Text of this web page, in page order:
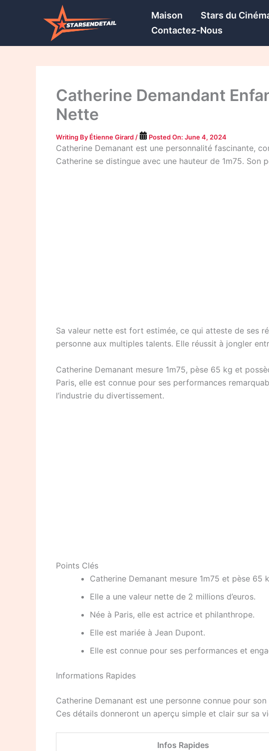
Maison Stars du
Contactez-Nous
Catherine Demandant
Nette
Writing By Étienne Girard / Posted On: June 4, 2024
Catherine Demanant est une personnalité fascinante,
Catherine se distingue avec une hauteur de 1m75.
Sa valeur nette est fort estimée, ce qui atteste de ses
personne aux multiples talents. Elle réussit à jongler
Catherine Demanant mesure 1m75, pèse 65 kg et
Paris, elle est connue pour ses performances
l’industrie du divertissement.
Points Clés
Catherine Demanant mesure 1m75 et pèse 65
Elle a une valeur nette de 2 millions d’euros.
Née à Paris, elle est actrice et philanthrope.
Elle est mariée à Jean Dupont.
Elle est connue pour ses performances et
Informations Rapides
Catherine Demanant est une personne connue pour
Ces détails donneront un aperçu simple et clair sur sa
Infos Rapides